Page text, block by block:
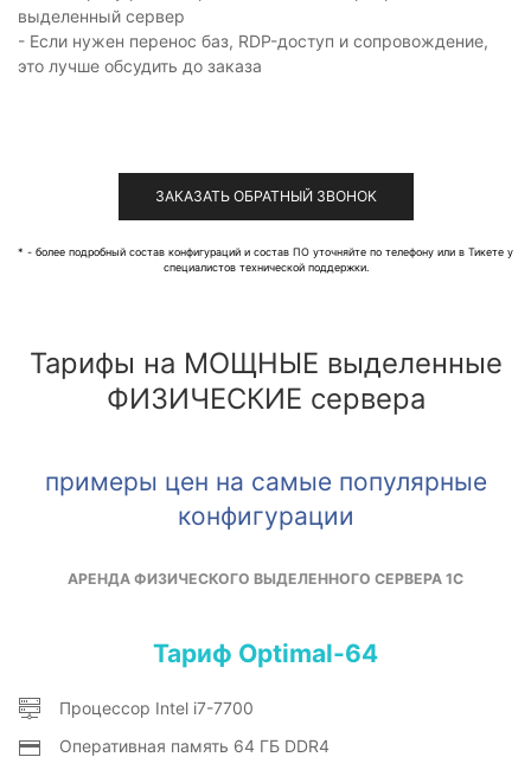
выделенный сервер
- Если нужен перенос баз, RDP-доступ и сопровождение,
это лучше обсудить до заказа
ЗАКАЗАТЬ ОБРАТНЫЙ ЗВОНОК
* - более подробный состав конфигураций и состав ПО уточняйте по телефону или в Тикете у
специалистов технической поддержки.
Тарифы на МОЩНЫЕ выделенные
ФИЗИЧЕСКИЕ сервера
примеры цен на самые популярные
конфигурации
АРЕНДА ФИЗИЧЕСКОГО ВЫДЕЛЕННОГО СЕРВЕРА 1С
Тариф Optimal-64
Процессор Intel i7-7700
Оперативная память 64 ГБ DDR4